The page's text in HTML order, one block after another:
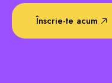
Înscrie-te acum